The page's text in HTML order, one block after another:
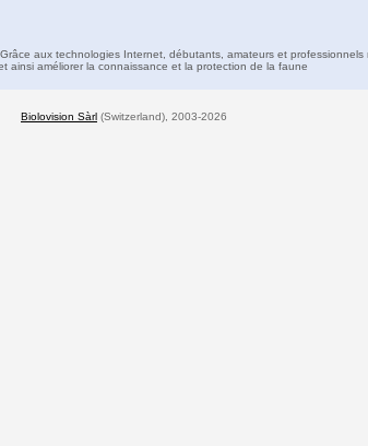
aux technologies Internet, débutants, amateurs et professionnels
ainsi améliorer la connaissance et la protection de la faune
Biolovision Sàrl (Switzerland), 2003-2026